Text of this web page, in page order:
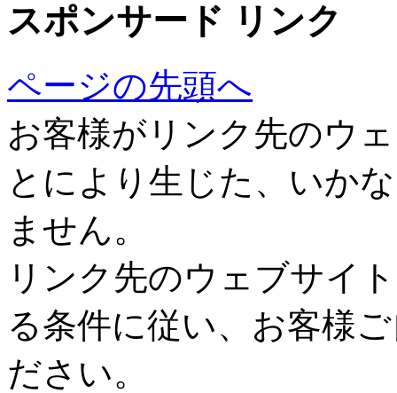
スポンサード リンク
ページの先頭へ
お客様がリンク先のウ
とにより生じた、いか
ません。
リンク先のウェブサイ
る条件に従い、お客様
ださい。